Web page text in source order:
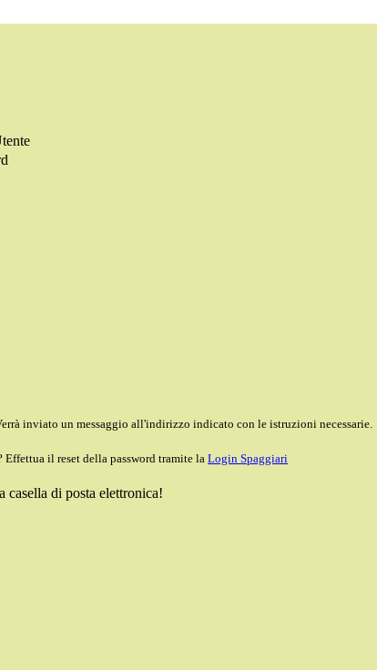
inviato un messaggio all'indirizzo indicato con le istruzioni necessarie.
Effettua il reset della password tramite la Login Spaggiari
casella di posta elettronica!